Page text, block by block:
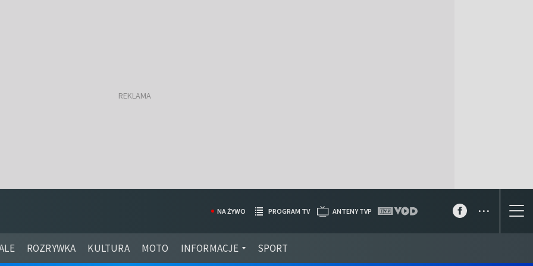
ROZRYWKA KULTURA MOTO INFORMACJE SPORT
NA ŻYWO PROGRAM TV ANTENY TVP ...